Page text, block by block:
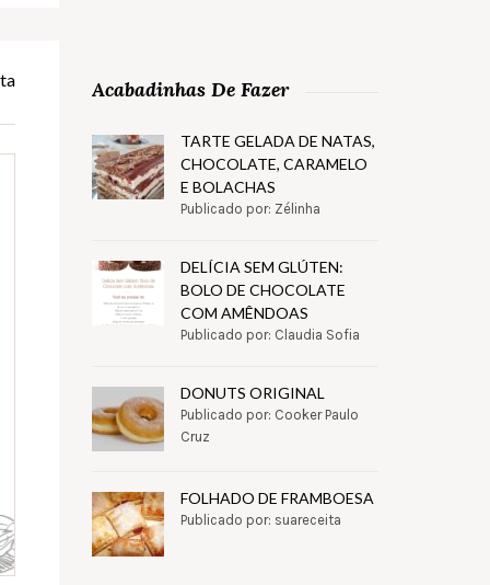
Acabadinhas De Fazer
TARTE GELADA DE NATAS,
CHOCOLATE, CARAMELO
E BOLACHAS
Publicado por: Zélinha
DELÍCIA SEM GLÚTEN:
BOLO DE CHOCOLATE
COM AMÊNDOAS
Publicado por: Claudia Sofia
DONUTS ORIGINAL
Publicado por: Cooker Paulo
Cruz
FOLHADO DE FRAMBOESA
Publicado por: suareceita